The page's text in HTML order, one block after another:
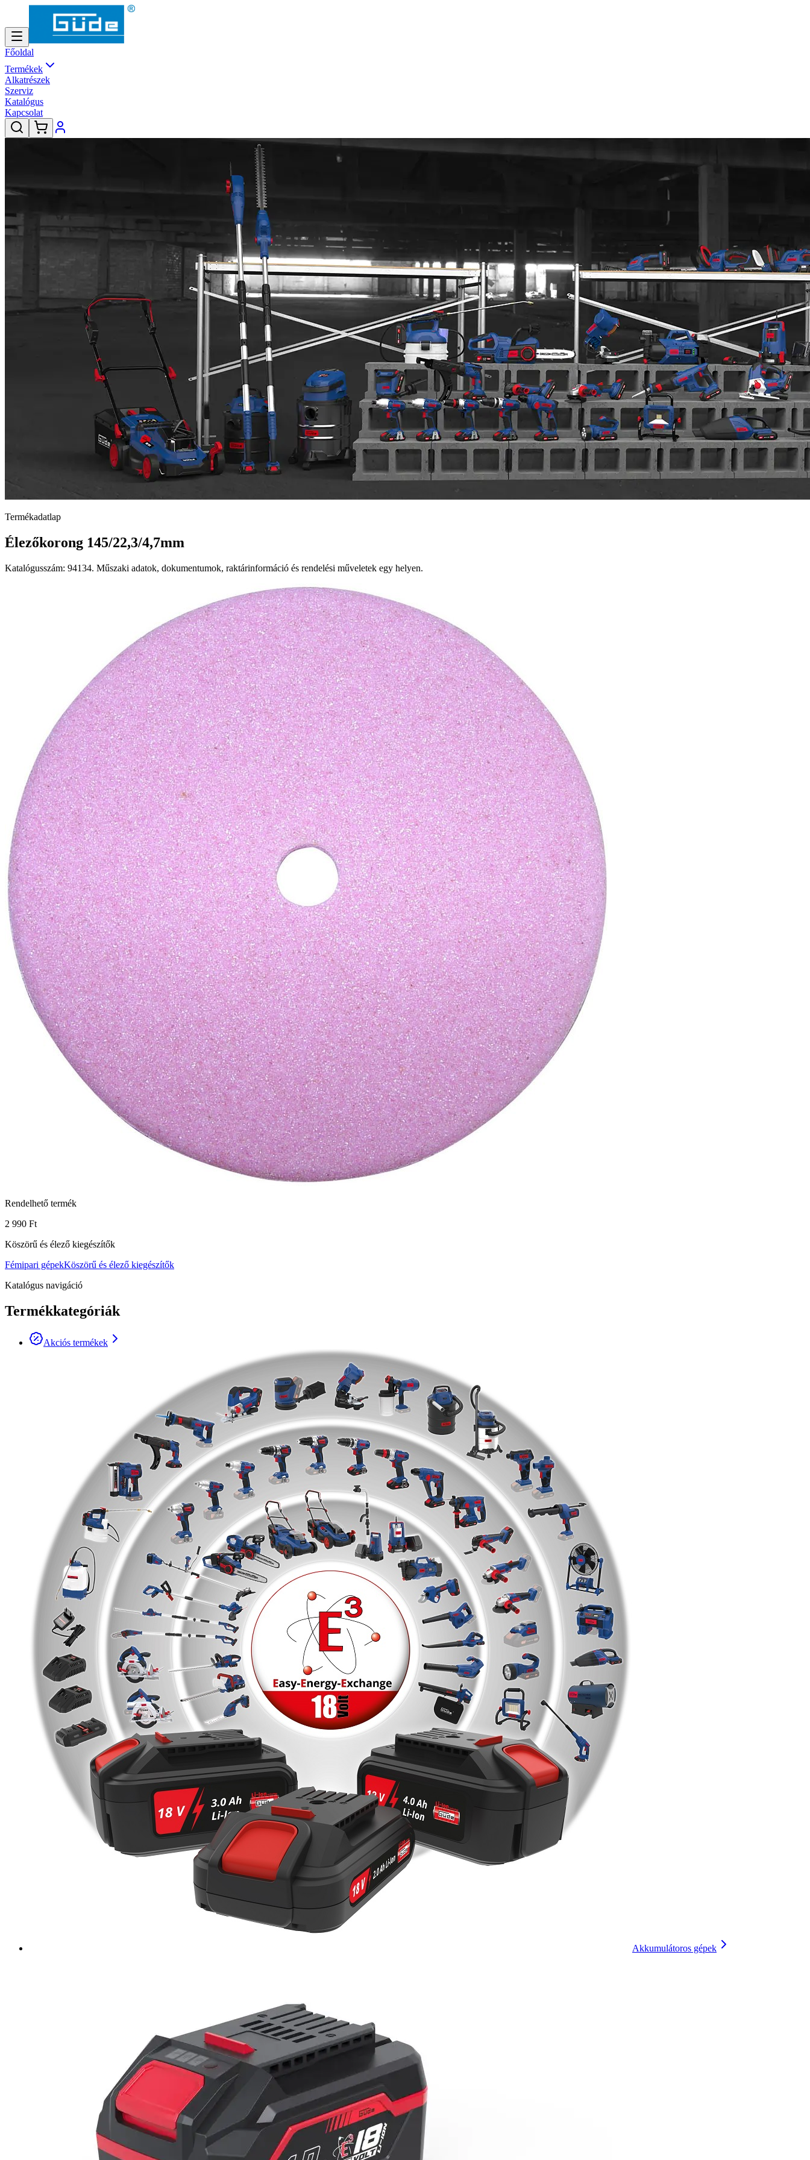
Főoldal
Termékek
Alkatrészek
Szerviz
Katalógus
Kapcsolat
Termékadatlap
Élezőkorong 145/22,3/4,7mm
Katalógusszám: 94134. Műszaki adatok, dokumentumok, raktárinformáció és rendelési műveletek egy helyen.
Rendelhető termék
2 990 Ft
Köszörű és élező kiegészítők
Fémipari gépekKöszörű és élező kiegészítők
Katalógus navigáció
Termékkategóriák
Akciós termékek
Akkumulátoros gépek